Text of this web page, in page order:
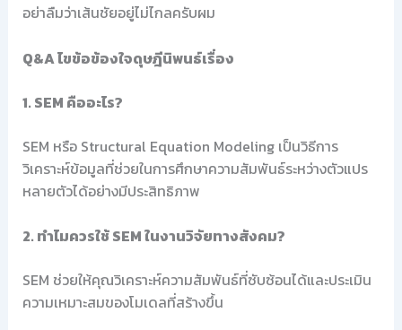
อย่าลืมว่าเส้นชัยอยู่ไม่ไกลครับผม
Q&A ไขข้อข้องใจดุษฎีนิพนธ์เรื่อง
1. SEM คืออะไร?
SEM หรือ Structural Equation Modeling เป็นวิธีการ
วิเคราะห์ข้อมูลที่ช่วยในการศึกษาความสัมพันธ์ระหว่างตัวแปร
หลายตัวได้อย่างมีประสิทธิภาพ
2. ทำไมควรใช้ SEM ในงานวิจัยทางสังคม?
SEM ช่วยให้คุณวิเคราะห์ความสัมพันธ์ที่ซับซ้อนได้และประเมิน
ความเหมาะสมของโมเดลที่สร้างขึ้น